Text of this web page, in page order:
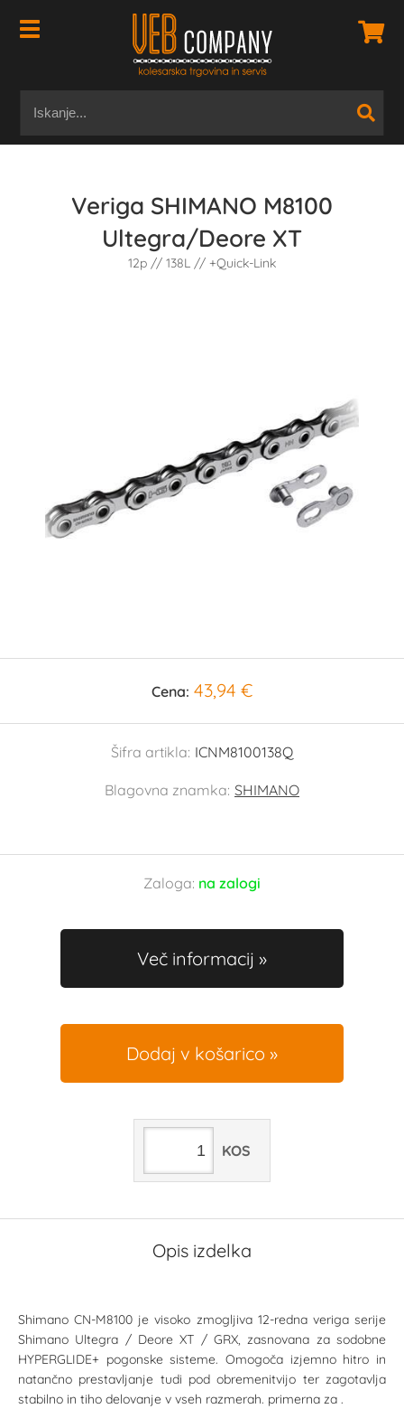
Veriga SHIMANO M8100
Ultegra/Deore XT
12p // 138L // +Quick-Link
Cena: 43,94 €
Šifra artikla: ICNM8100138Q
Blagovna znamka: SHIMANO
Zaloga: na zalogi
Več informacij
Dodaj v košarico
KOS
Opis izdelka
Shimano CN-M8100 je visoko zmogljiva 12-redna veriga serije
Shimano Ultegra / Deore XT / GRX, zasnovana za sodobne
HYPERGLIDE+ pogonske sisteme. Omogoča izjemno hitro in
natančno prestavljanje tudi pod obremenitvijo ter zagotavlja
stabilno in tiho delovanje v vseh razmerah. primerna za .